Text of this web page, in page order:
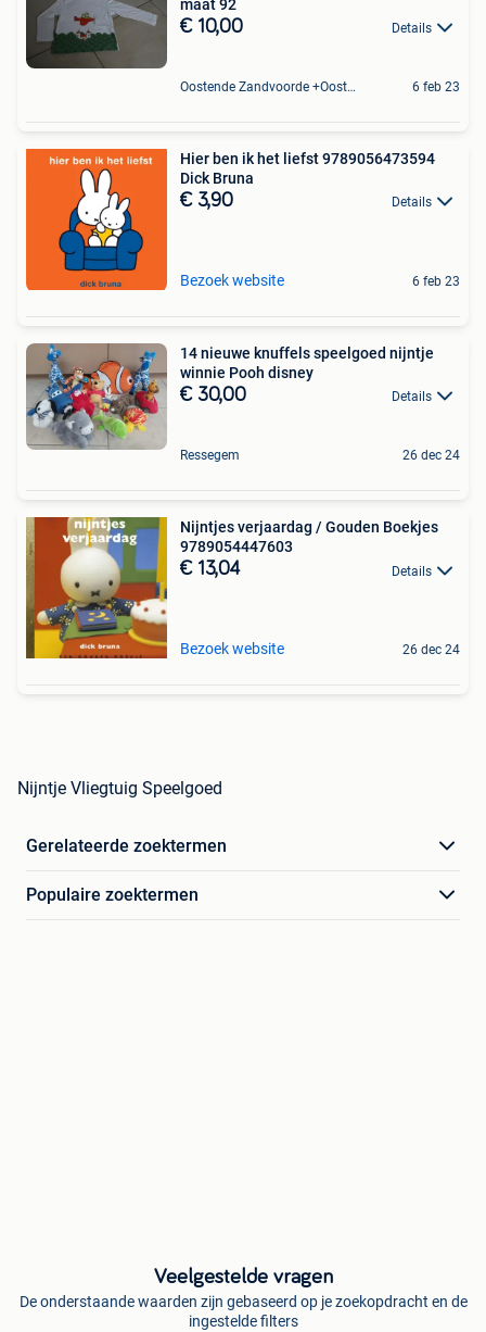
maat 92
€ 10,00 Details
Oostende Zandvoorde +Oostende 6 feb 23
Hier ben ik het liefst 9789056473594
Dick Bruna
€ 3,90 Details
Bezoek website 6 feb 23
14 nieuwe knuffels speelgoed nijntje
winnie Pooh disney
€ 30,00 Details
Ressegem 26 dec 24
Nijntjes verjaardag / Gouden Boekjes
9789054447603
€ 13,04 Details
Bezoek website 26 dec 24
Nijntje Vliegtuig Speelgoed
Gerelateerde zoektermen
Populaire zoektermen
Veelgestelde vragen
De onderstaande waarden zijn gebaseerd op je zoekopdracht en de
ingestelde filters